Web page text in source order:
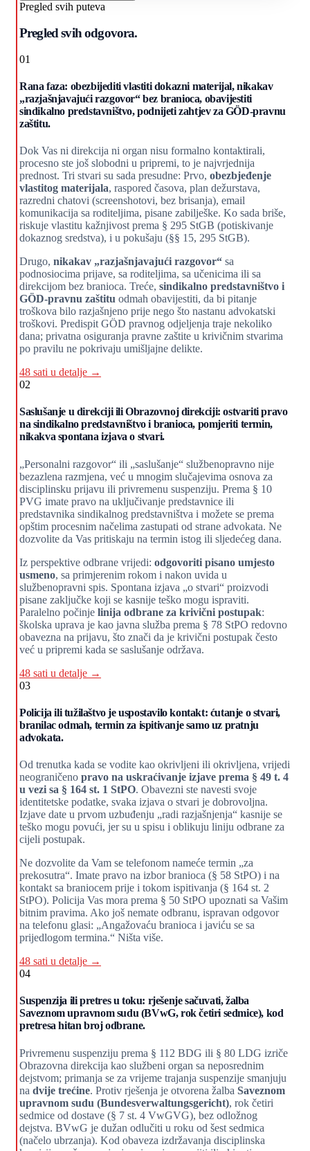
Pregled svih puteva
Pregled svih odgovora.
01
Rana faza: obezbijediti vlastiti dokazni materijal, nikakav
„razjašnjavajući razgovor“ bez branioca, obavijestiti
sindikalno predstavništvo, podnijeti zahtjev za GÖD-pravnu
zaštitu.
Dok Vas ni direkcija ni organ nisu formalno kontaktirali,
procesno ste još slobodni u pripremi, to je najvrjednija
prednost. Tri stvari su sada presudne: Prvo, obezbjeđenje
vlastitog materijala, raspored časova, plan dežurstava,
razredni chatovi (screenshotovi, bez brisanja), email
komunikacija sa roditeljima, pisane zabilješke. Ko sada briše,
riskuje vlastitu kažnjivost prema § 295 StGB (potiskivanje
dokaznog sredstva), i u pokušaju (§§ 15, 295 StGB).
Drugo, nikakav „razjašnjavajući razgovor“ sa
podnosiocima prijave, sa roditeljima, sa učenicima ili sa
direkcijom bez branioca. Treće, sindikalno predstavništvo i
GÖD-pravnu zaštitu odmah obavijestiti, da bi pitanje
troškova bilo razjašnjeno prije nego što nastanu advokatski
troškovi. Predispit GÖD pravnog odjeljenja traje nekoliko
dana; privatna osiguranja pravne zaštite u krivičnim stvarima
po pravilu ne pokrivaju umišljajne delikte.
48 sati u detalje →
02
Saslušanje u direkciji ili Obrazovnoj direkciji: ostvariti pravo
na sindikalno predstavništvo i branioca, pomjeriti termin,
nikakva spontana izjava o stvari.
„Personalni razgovor“ ili „saslušanje“ službenopravno nije
bezazlena razmjena, već u mnogim slučajevima osnova za
disciplinsku prijavu ili privremenu suspenziju. Prema § 10
PVG imate pravo na uključivanje predstavnice ili
predstavnika sindikalnog predstavništva i možete se prema
opštim procesnim načelima zastupati od strane advokata. Ne
dozvolite da Vas pritiskaju na termin istog ili sljedećeg dana.
Iz perspektive odbrane vrijedi: odgovoriti pisano umjesto
usmeno, sa primjerenim rokom i nakon uvida u
službenopravni spis. Spontana izjava „o stvari“ proizvodi
pisane zaključke koji se kasnije teško mogu ispraviti.
Paralelno počinje linija odbrane za krivični postupak:
školska uprava je kao javna služba prema § 78 StPO redovno
obavezna na prijavu, što znači da je krivični postupak često
već u pripremi kada se saslušanje održava.
48 sati u detalje →
03
Policija ili tužilaštvo je uspostavilo kontakt: ćutanje o stvari,
branilac odmah, termin za ispitivanje samo uz pratnju
advokata.
Od trenutka kada se vodite kao okrivljeni ili okrivljena, vrijedi
neograničeno pravo na uskraćivanje izjave prema § 49 t. 4
u vezi sa § 164 st. 1 StPO. Obavezni ste navesti svoje
identitetske podatke, svaka izjava o stvari je dobrovoljna.
Izjave date u prvom uzbuđenju „radi razjašnjenja“ kasnije se
teško mogu povući, jer su u spisu i oblikuju liniju odbrane za
cijeli postupak.
Ne dozvolite da Vam se telefonom nameće termin „za
prekosutra“. Imate pravo na izbor branioca (§ 58 StPO) i na
kontakt sa braniocem prije i tokom ispitivanja (§ 164 st. 2
StPO). Policija Vas mora prema § 50 StPO upoznati sa Vašim
bitnim pravima. Ako još nemate odbranu, ispravan odgovor
na telefonu glasi: „Angažovaću branioca i javiću se sa
prijedlogom termina.“ Ništa više.
48 sati u detalje →
04
Suspenzija ili pretres u toku: rješenje sačuvati, žalba
Saveznom upravnom sudu (BVwG, rok četiri sedmice), kod
pretresa hitan broj odbrane.
Privremenu suspenziju prema § 112 BDG ili § 80 LDG izriče
Obrazovna direkcija kao službeni organ sa neposrednim
dejstvom; primanja se za vrijeme trajanja suspenzije smanjuju
na dvije trećine. Protiv rješenja je otvorena žalba Saveznom
upravnom sudu (Bundesverwaltungsgericht), rok četiri
sedmice od dostave (§ 7 st. 4 VwGVG), bez odložnog
dejstva. BVwG je dužan odlučiti u roku od šest sedmica
(načelo ubrzanja). Kod obaveza izdržavanja disciplinska